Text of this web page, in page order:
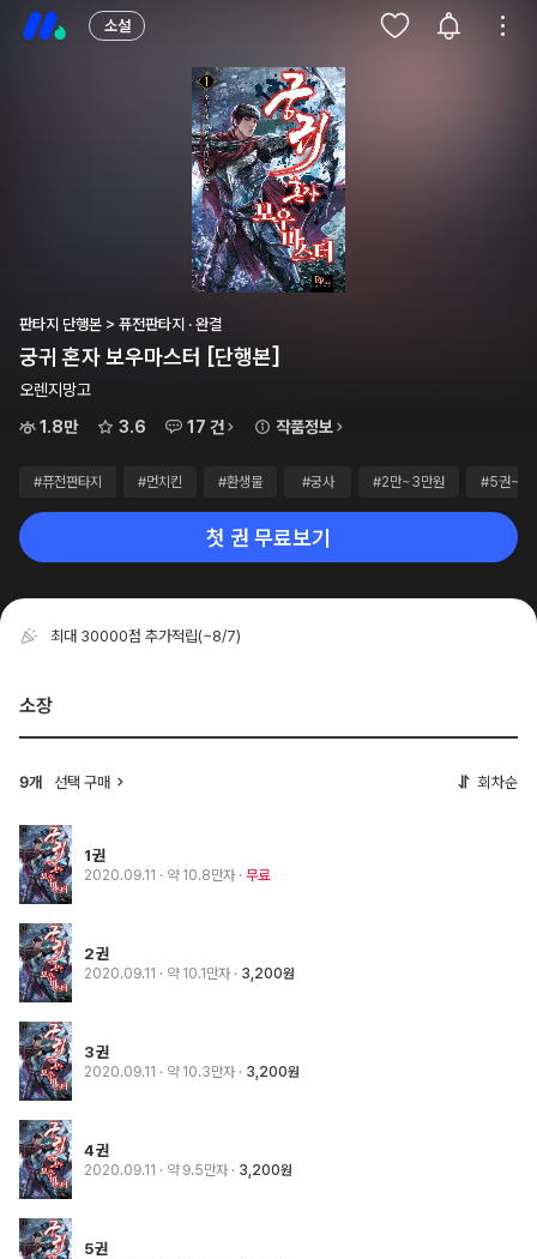
소설
판타지 단행본 > 퓨전판타지 · 완결
궁귀 혼자 보우마스터 [단행본]
오렌지망고
1.8만
3.6 17 건 작품정보
#퓨전판타지 #먼치킨 #환생물 #궁사 #2만~3만원 #5권~10
첫 권 무료보기
최대 30000점 추가적립(~8/7)
소장
9개 선택 구매 회차순
1권
2020.09.11 · 약 10.8만자 무료
2권
2020.09.11 · 약 10.1만자 3,200원
3권
2020.09.11 · 약 10.3만자 3,200원
4권
2020.09.11 · 약 9.5만자 3,200원
5권